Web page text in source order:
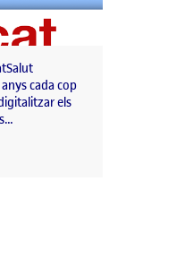
cada cop
els